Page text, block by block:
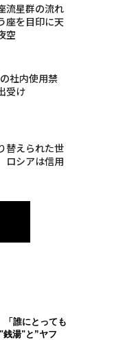
流星群の流れ
座を目印に天
空
社内使用禁
受け
替えられた世
シアは信用
「誰にとっても
銭湯"と”ヤフ